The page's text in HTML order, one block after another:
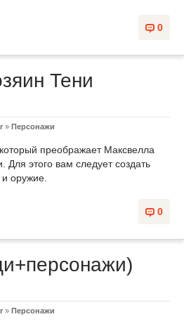
0
Тени
» Персонажи
преображает Максвелла
Для этого вам следует создать
оружие.
0
» Персонажи